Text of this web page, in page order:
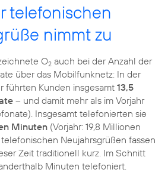
telefonischen
nimmt zu
O2 auch bei der Anzahl der
über das Mobilfunknetz: In der
führten Kunden insgesamt 13,5
– und damit mehr als im Vorjahr
Insgesamt telefonierten sie
Minuten (Vorjahr: 19,8 Millionen
Neujahrsgrüßen fassen
Zeit traditionell kurz. Im Schnitt
Minuten telefoniert.